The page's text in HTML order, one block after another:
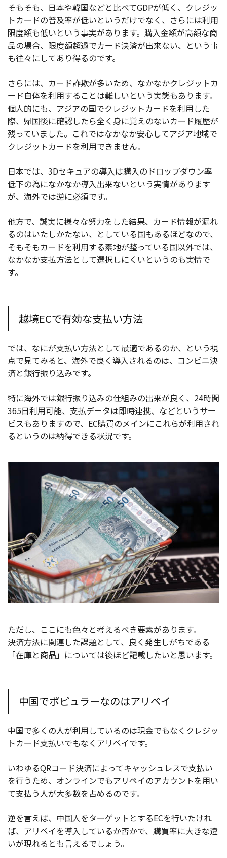
そもそも、日本や韓国などと比べてGDPが低く、クレジッ
トカードの普及率が低いというだけでなく、さらには利用
限度額も低いという事実があります。購入金額が高額な商
品の場合、限度額超過でカード決済が出来ない、という事
も往々にしてあり得るのです。
さらには、カード詐欺が多いため、なかなかクレジットカ
ード自体を利用することは難しいという実態もあります。
個人的にも、アジアの国でクレジットカードを利用した
際、帰国後に確認したら全く身に覚えのないカード履歴が
残っていました。これではなかなか安心してアジア地域で
クレジットカードを利用できません。
日本では、3Dセキュアの導入は購入のドロップダウン率
低下の為になかなか導入出来ないという実情があります
が、海外では逆に必須です。
他方で、誠実に様々な努力をした結果、カード情報が漏れ
るのはいたしかたない、としている国もあるほどなので、
そもそもカードを利用する素地が整っている国以外では、
なかなか支払方法として選択しにくいというのも実情で
す。
越境ECで有効な支払い方法
では、なにが支払い方法として最適であるのか、という視
点で見てみると、海外で良く導入されるのは、コンビニ決
済と銀行振り込みです。
特に海外では銀行振り込みの仕組みの出来が良く、24時間
365日利用可能、支払データは即時連携、などというサー
ビスもありますので、EC購買のメインにこれらが利用され
るというのは納得できる状況です。
ただし、ここにも色々と考えるべき要素があります。
決済方法に関連した課題として、良く発生しがちである
「在庫と商品」については後ほど記載したいと思います。
中国でポピュラーなのはアリペイ
中国で多くの人が利用しているのは現金でもなくクレジッ
トカード支払いでもなくアリペイです。
いわゆるQRコード決済によってキャッシュレスで支払い
を行うため、オンラインでもアリペイのアカウントを用い
て支払う人が大多数を占めるのです。
逆を言えば、中国人をターゲットとするECを行いたけれ
ば、アリペイを導入しているか否かで、購買率に大きな違
いが現れるとも言えるでしょう。